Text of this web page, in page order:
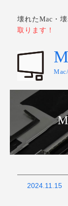
壊れたMac・
取ります！
2024.11.15